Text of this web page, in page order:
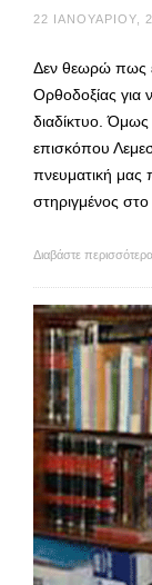
22 ΙΑΝΟΥΑΡΊΟΥ,
Δεν θεωρώ πως
Ορθοδοξίας για
διαδίκτυο. Όμως
επισκόπου
πνευματική μας
στηριγμένος στο
Διαβάστε περισσότερα